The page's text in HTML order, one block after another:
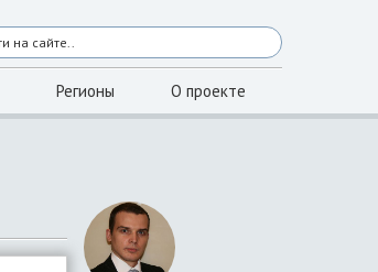
Регионы О проекте